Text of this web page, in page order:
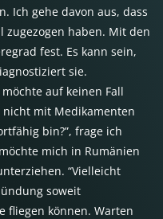
Ich gehe davon aus, dass
zugezogen haben. Mit den
fest. Es kann sein,
sie.
auf keinen Fall
mit Medikamenten
bin?”, frage ich
mich in Rumänien
“Vielleicht
soweit
fliegen können. Warten